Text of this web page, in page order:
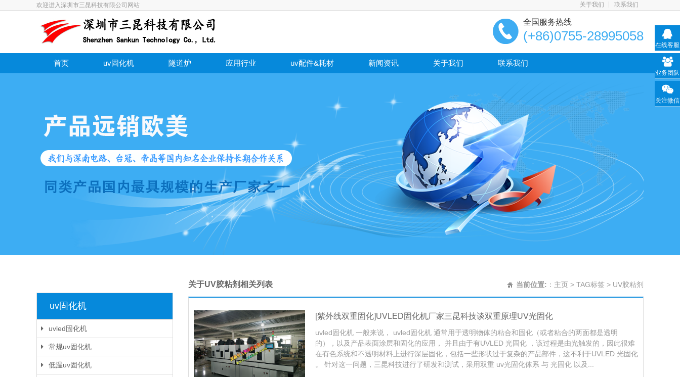
欢迎进入深圳市三昆科技有限公司网站 关于我们 联系我们
全国服务热线
(+86)0755-28995058
首页 uv固化机 隧道炉 应用行业 uv配件&耗材 新闻资讯 关于我们 联系我们
uv固化机
uvled固化机
常规uv固化机
低温uv固化机
关于UV胶粘剂相关列表 当前位置: ： 主页 > TAG标签 > UV胶粘剂
[紫外线双重固化]UVLED固化机厂家三昆科技谈双重原理UV光固化
uvled固化机 一般来说， uvled固化机 通常用于透明物体的粘合和固化（或者粘合的两面都是透明
的），以及产品表面涂层和固化的应用， 并且由于有UVLED 光固化 ，该过程是由光触发的，因此很难
在有色系统和不透明材料上进行深层固化，包括一些形状过于复杂的产品部件，这不利于UVLED 光固化
。 针对这一问题，三昆科技进行了研发和测试，采用双重 uv光固化体系 与 光固化 以及...
在线客服
业务团队
关注微信